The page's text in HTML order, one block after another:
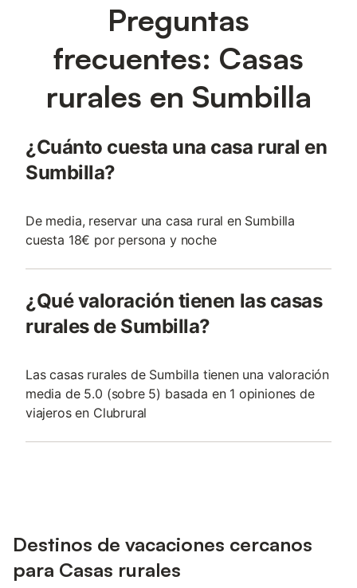
Preguntas
frecuentes: Casas
rurales en Sumbilla
¿Cuánto cuesta una casa rural en
Sumbilla?
De media, reservar una casa rural en Sumbilla
cuesta 18€ por persona y noche
¿Qué valoración tienen las casas
rurales de Sumbilla?
Las casas rurales de Sumbilla tienen una valoración
media de 5.0 (sobre 5) basada en 1 opiniones de
viajeros en Clubrural
Destinos de vacaciones cercanos
para Casas rurales